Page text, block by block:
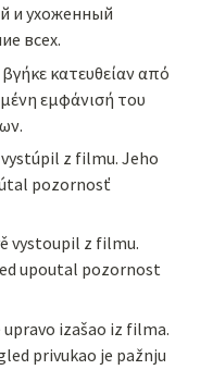
и ухоженный
всех.
κατευθείαν από
εμφάνισή του
z filmu. Jeho
pozornosť
vystoupil z filmu.
upoutal pozornost
upravo izašao iz filma.
privukao je pažnju